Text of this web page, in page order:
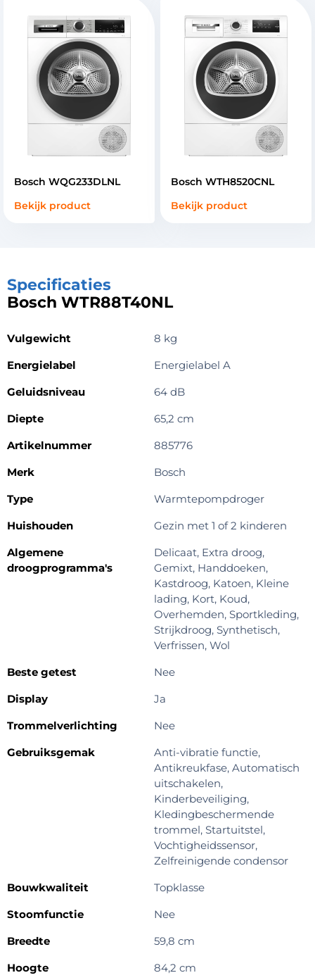
Bosch WQG233DLNL
Bekijk product
Bosch WTH8520CNL
Bekijk product
Specificaties
Bosch WTR88T40NL
Vulgewicht
8 kg
Energielabel
Energielabel A
Geluidsniveau
64 dB
Diepte
65,2 cm
Artikelnummer
885776
Merk
Bosch
Type
Warmtepompdroger
Huishouden
Gezin met 1 of 2 kinderen
Algemene
droogprogramma's
Delicaat, Extra droog,
Gemixt, Handdoeken,
Kastdroog, Katoen, Kleine
lading, Kort, Koud,
Overhemden, Sportkleding,
Strijkdroog, Synthetisch,
Verfrissen, Wol
Beste getest
Nee
Display
Ja
Trommelverlichting
Nee
Gebruiksgemak
Anti-vibratie functie,
Antikreukfase, Automatisch
uitschakelen,
Kinderbeveiliging,
Kledingbeschermende
trommel, Startuitstel,
Vochtigheidssensor,
Zelfreinigende condensor
Bouwkwaliteit
Topklasse
Stoomfunctie
Nee
Breedte
59,8 cm
Hoogte
84,2 cm